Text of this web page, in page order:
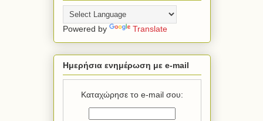
Powered by Translate
Ημερήσια ενημέρωση με e-mail
Καταχώρησε το e-mail σου: